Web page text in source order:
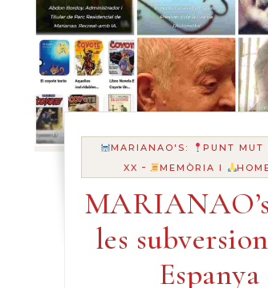
MARIANAO'S: PUNT MUT
XX - MEMÒRIA I
les
Espanya